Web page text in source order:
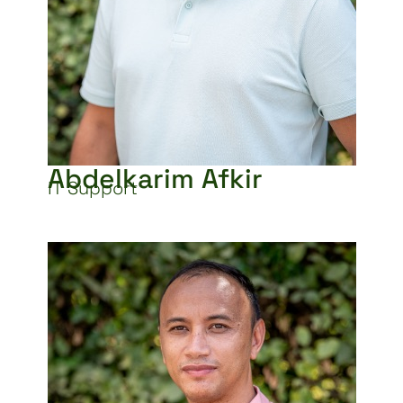
Abdelkarim Afkir
IT Support